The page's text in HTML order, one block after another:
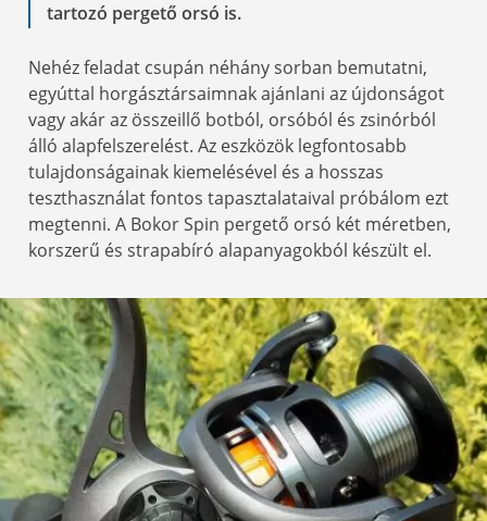
tartozó pergető orsó is.
Nehéz feladat csupán néhány sorban bemutatni,
egyúttal horgásztársaimnak ajánlani az újdonságot
vagy akár az összeillő botból, orsóból és zsinórból
álló alapfelszerelést. Az eszközök legfontosabb
tulajdonságainak kiemelésével és a hosszas
teszthasználat fontos tapasztalataival próbálom ezt
megtenni. A Bokor Spin pergető orsó két méretben,
korszerű és strapabíró alapanyagokból készült el.